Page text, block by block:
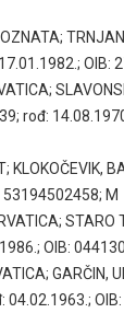
OIB:
rođ:
KLOKOČEVIK,
53194502458; M
STARO
OIB:
GARČIN,
04.02.1963.;